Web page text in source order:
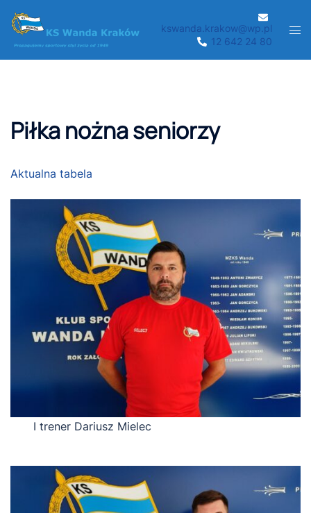
Przejdź
do
treści
kswanda.krakow@wp.pl
12 642 24 80
Piłka nożna seniorzy
Aktualna tabela
I trener Dariusz Mielec